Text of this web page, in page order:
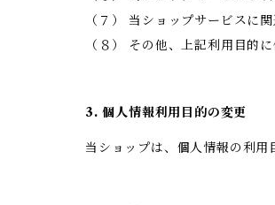
（７） 当ショップサービスに
（８） その他、上記利用目的
3. 個人情報利用目的の変更
当ショップは、個人情報の利用